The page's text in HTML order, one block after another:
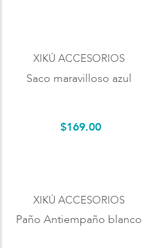
XIKÚ ACCESORIOS
Saco maravilloso azul
$169.00
XIKÚ ACCESORIOS
Paño Antiempaño blanco